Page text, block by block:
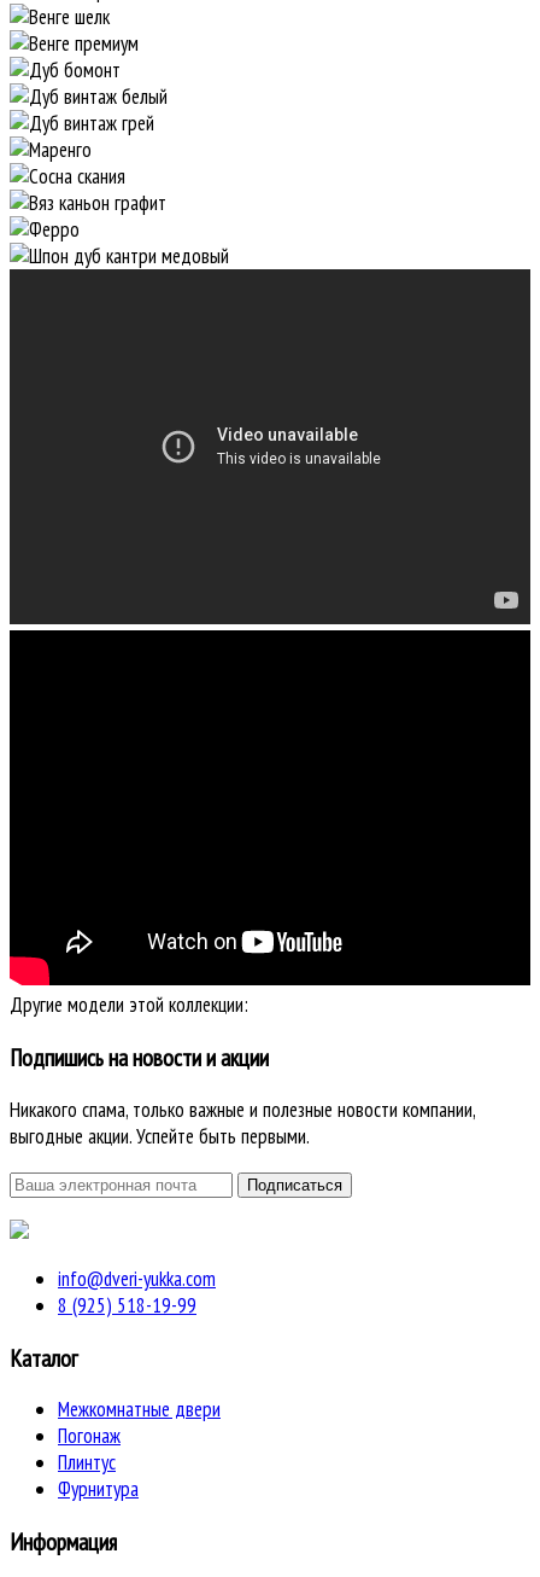
Другие модели этой коллекции:
Подпишись на новости и акции
Никакого спама, только важные и полезные новости компании,
выгодные акции. Успейте быть первыми.
info@dveri-yukka.com
8 (925) 518-19-99
Каталог
Межкомнатные двери
Погонаж
Плинтус
Фурнитура
Информация